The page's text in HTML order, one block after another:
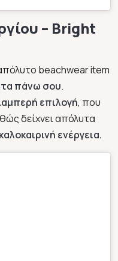
– Bright
απόλυτο beachwear item
πάνω σου.
επιλογή, που
δείχνει απόλυτα
καλοκαιρινή ενέργεια.